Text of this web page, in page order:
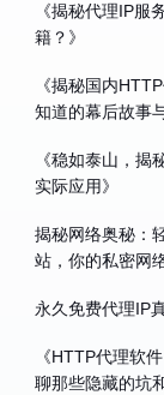
《揭秘代理IP服
籍？》
《揭秘国内
知道的幕后故事
《稳如泰山，揭
实际应用》
揭秘网络奥秘：
站，你的私密网
永久免费代理IP
《HTTP代理软
聊那些隐藏的坑